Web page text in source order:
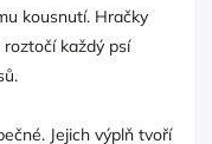
kousnutí. Hračky
každý psí
Jejich výplň tvoří